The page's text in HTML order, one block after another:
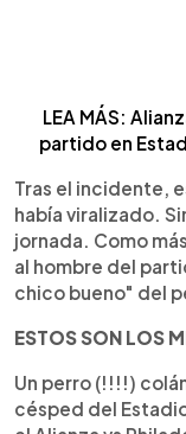
LEA MÁS:
partido en
Tras el incidente,
había viralizado.
jornada. Como
al hombre del
chico bueno" del
ESTOS SON LOS
Un perro (!!!!)
césped del